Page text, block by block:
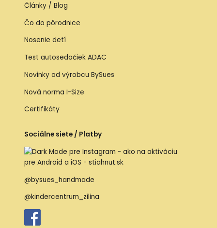
Články / Blog
Čo do pôrodnice
Nosenie detí
Test autosedačiek ADAC
Novinky od výrobcu BySues
Nová norma I-Size
Certifikáty
Sociálne siete / Platby
@bysues_handmade
@kindercentrum_zilina